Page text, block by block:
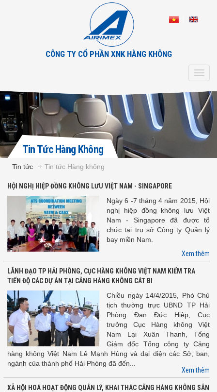
CÔNG TY CỔ PHẦN XNK HÀNG KHÔNG
Tin Tức Hàng Không
Tin tức Tin tức Hàng không
HỘI NGHỊ HIỆP ĐỒNG KHÔNG LƯU VIỆT NAM - SINGAPORE
Ngày 6 -7 tháng 4 năm 2015, Hội
nghị hiệp đồng không lưu Việt
Nam - Singapore đã được tổ
chức tại trụ sở Công ty Quản lý
bay miền Nam.
Xem thêm
LÃNH ĐẠO TP HẢI PHÒNG, CỤC HÀNG KHÔNG VIỆT NAM KIỂM TRA
TIẾN ĐỘ CÁC DỰ ÁN TẠI CẢNG HÀNG KHÔNG CÁT BI
Chiều ngày 14/4/2015, Phó Chủ
tịch thường trực UBND TP Hải
Phòng Đan Đức Hiệp, Cục
trưởng Cục Hàng không Việt
Nam Lại Xuân Thanh, Tổng
Giám đốc Tổng công ty Cảng
hàng không Việt Nam Lê Mạnh Hùng và đại diện các Sở, ban,
ngành của thành phố Hải Phòng đã đến...
Xem thêm
XÃ HỘI HOÁ HOẠT ĐỘNG QUẢN LÝ, KHAI THÁC CẢNG HÀNG KHÔNG SÂN